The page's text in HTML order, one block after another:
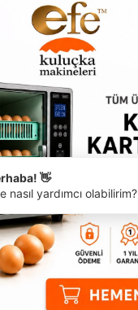
👋
nasıl yardımcı olabilirim?